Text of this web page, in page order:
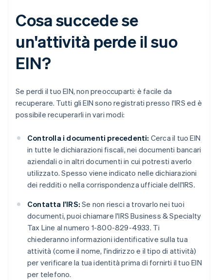
Cosa succede se
un'attività perde il suo
EIN?
Se perdi il tuo EIN, non preoccuparti: è facile da
recuperare. Tutti gli EIN sono registrati presso l'IRS ed è
possibile recuperarli in vari modi:
Controlla i documenti precedenti: Cerca il tuo EIN
in tutte le dichiarazioni fiscali, nei documenti bancari
aziendali o in altri documenti in cui potresti averlo
utilizzato. Spesso viene indicato nelle dichiarazioni
dei redditi o nella corrispondenza ufficiale dell'IRS.
Contatta l'IRS: Se non riesci a trovarlo nei tuoi
documenti, puoi chiamare l'IRS Business & Specialty
Tax Line al numero 1-800-829-4933. Ti
chiederanno informazioni identificative sulla tua
attività (come il nome, l'indirizzo e il tipo di attività)
per verificare la tua identità prima di fornirti il tuo EIN
per telefono.